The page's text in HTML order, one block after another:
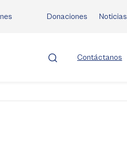
Donaciones Noticias
Contáctanos